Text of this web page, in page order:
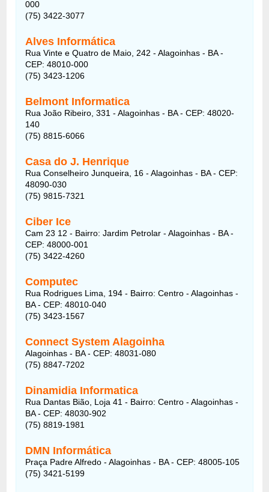
000
(75) 3422-3077
Alves Informática
Rua Vinte e Quatro de Maio, 242 - Alagoinhas - BA -
CEP: 48010-000
(75) 3423-1206
Belmont Informatica
Rua João Ribeiro, 331 - Alagoinhas - BA - CEP: 48020-
140
(75) 8815-6066
Casa do J. Henrique
Rua Conselheiro Junqueira, 16 - Alagoinhas - BA - CEP:
48090-030
(75) 9815-7321
Ciber Ice
Cam 23 12 - Bairro: Jardim Petrolar - Alagoinhas - BA -
CEP: 48000-001
(75) 3422-4260
Computec
Rua Rodrigues Lima, 194 - Bairro: Centro - Alagoinhas -
BA - CEP: 48010-040
(75) 3423-1567
Connect System Alagoinha
Alagoinhas - BA - CEP: 48031-080
(75) 8847-7202
Dinamidia Informatica
Rua Dantas Bião, Loja 41 - Bairro: Centro - Alagoinhas -
BA - CEP: 48030-902
(75) 8819-1981
DMN Informática
Praça Padre Alfredo - Alagoinhas - BA - CEP: 48005-105
(75) 3421-5199